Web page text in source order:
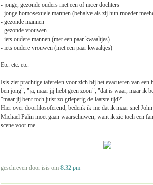
- jonge, gezonde ouders met een of meer dochters
- jonge homosexuele mannen (behalve als zij hun moeder
- gezonde mannen
- gezonde vrouwen
- iets oudere mannen (met een paar kwaaltjes)
- iets oudere vrouwen (met een paar kwaaltjes)
Etc. etc. etc.
Isis ziet prachtige taferelen voor zich bij het evacueren van een
ben jong", "ja, maar jij hebt geen zoon", "dat is waar, maar ik
"maar jij bent toch juist zo grieperig de laatste tijd?"
Hier over doorfilosoferend, bedenk ik me dat ik maar snel
Michael Palin moet gaan waarschuwen, want ik zie toch een
scene voor me...
geschreven door isis om 8:32 pm